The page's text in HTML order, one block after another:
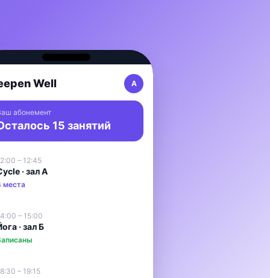
Well А
абонемент
15 занятий
– 12:45
· зал А
места
– 15:00
· зал Б
– 19:15